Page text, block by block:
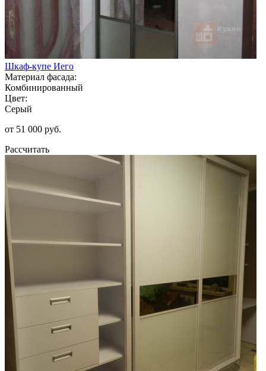
Шкаф-купе Иего
Материал фасада:
Комбинированный
Цвет:
Серый
от 51 000 руб.
Рассчитать